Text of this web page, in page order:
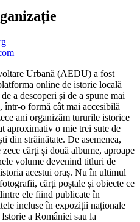
Urbană (AEDU) a fost
online de istorie locală
a descoperi și de a spune mai
într-o formă cât mai accesibilă
ani organizăm tururile istorice
aproximativ o mie trei sute de
din străinătate. De asemenea,
cărți și două albume, aproape
volume devenind titluri de
acestui oraș. Nu în ultimul
cărți poștale și obiecte ce
ele fiind publicate în
incluse în expoziții naționale
a României sau la